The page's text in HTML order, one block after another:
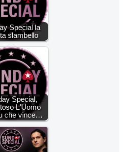
Special la
slambello
Special,
L'Uomo
che vince…